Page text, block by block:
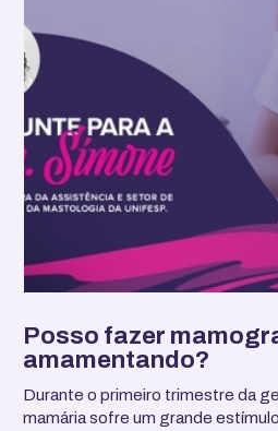
Posso fazer
amamentando?
Durante o primeiro trimestre da
mamária sofre um grande